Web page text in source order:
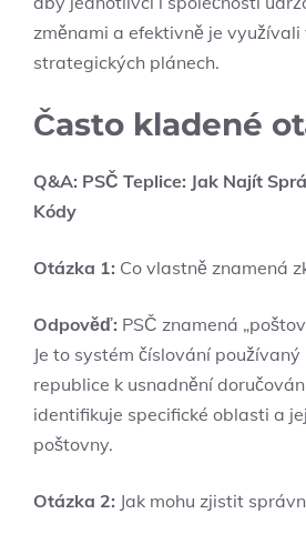
změnami a efektivně je využívali
strategických plánech.
Často kladené
Q&A: PSČ Teplice: Jak Najít
Kódy
Otázka 1: Co vlastně znamená
Odpověď: PSČ znamená
Je to systém číslování
republice k usnadnění
identifikuje specifické oblasti a
poštovny.
Otázka 2: Jak mohu zjistit